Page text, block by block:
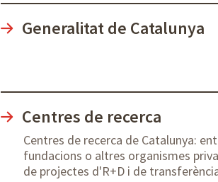
Generalitat de Catalunya
Centres de recerca
Centres de recerca de Catalunya:
fundacions o altres organismes
de projectes d'R+D i de